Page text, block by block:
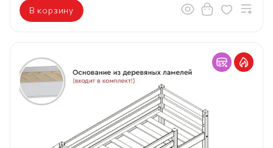
В корзину